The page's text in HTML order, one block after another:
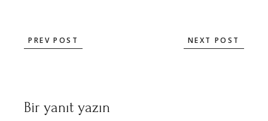
PREV POST NEXT POST
Bir yanıt yazın